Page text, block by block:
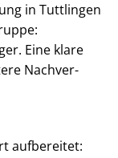
in Tuttlingen
Eine klare
Nach­ver­
aufbereitet: